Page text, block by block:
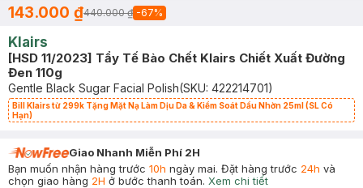
143.000 ₫440.000 ₫ -67%
Klairs
[HSD 11/2023] Tẩy Tế Bào Chết Klairs Chiết Xuất Đường
Đen 110g
Gentle Black Sugar Facial Polish(SKU: 422214701)
Bill Klairs từ 299k Tặng Mặt Nạ Làm Dịu Da & Kiểm Soát Dầu Nhờn 25ml (SL Có
Hạn)
Giao Nhanh Miễn Phí 2H
Bạn muốn nhận hàng trước 10h ngày mai. Đặt hàng trước 24h và
chọn giao hàng 2H ở bước thanh toán. Xem chi tiết